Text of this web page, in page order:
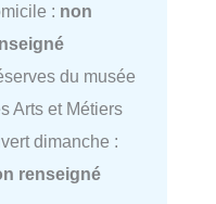
: non
du musée
Arts et Métiers
dimanche :
renseigné